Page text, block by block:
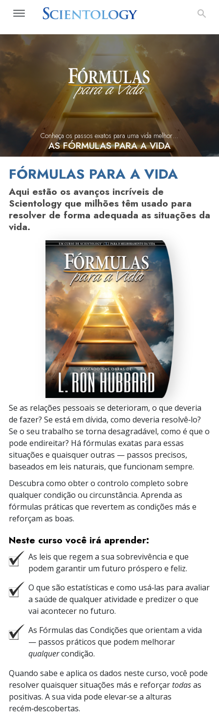
Conheça os passos exatos para uma vida melhor…
AS FÓRMULAS PARA A VIDA
FÓRMULAS PARA A VIDA
Aqui estão os avanços incríveis de
Scientology que milhões têm usado para
resolver de forma adequada as situações da
vida.
Se as relações pessoais se deterioram, o que deveria
de fazer? Se está em dívida, como deveria resolvê‑lo?
Se o seu trabalho se torna desagradável, como é que o
pode endireitar? Há fórmulas exatas para essas
situações e quaisquer outras — passos precisos,
baseados em leis naturais, que funcionam sempre.
Descubra como obter o controlo completo sobre
qualquer condição ou circunstância. Aprenda as
fórmulas práticas que revertem as condições más e
reforçam as boas.
Neste curso você irá aprender:
As leis que regem a sua sobrevivência e que
podem garantir um futuro próspero e feliz.
O que são estatísticas e como usá‑las para avaliar
a saúde de qualquer atividade e predizer o que
vai acontecer no futuro.
As Fórmulas das Condições que orientam a vida
— passos práticos que podem melhorar
qualquercondição.
Quando sabe e aplica os dados neste curso, você pode
resolver quaisquer situações más e reforçartodasas
positivas. A sua vida pode elevar‑se a alturas
recém‑descobertas.